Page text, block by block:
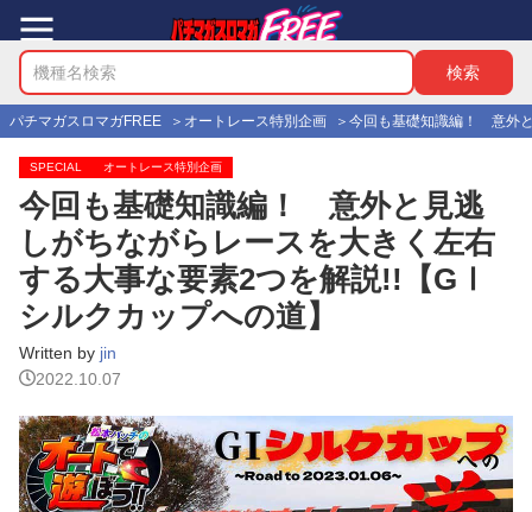
パチマガスロマガFREE オートレース特別企画 今回も基礎知識編！ 意外
SPECIAL オートレース特別企画
今回も基礎知識編！ 意外と見逃
しがちながらレースを大きく左右
する大事な要素2つを解説!!【GⅠ
シルクカップへの道】
Written by jin
2022.10.07